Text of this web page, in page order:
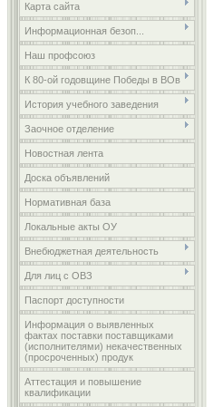
Карта сайта
Информационная безоп...
Наш профсоюз
К 80-ой годовщине Победы в ВОв
История учебного заведения
Заочное отделение
Новостная лента
Доска объявлений
Нормативная база
Локальные акты ОУ
Внебюджетная деятельность
Для лиц с ОВЗ
Паспорт доступности
Информация о выявленных
фактах поставки поставщиками
(исполнителями) некачественных
(просроченных) продук
Аттестация и повышение
квалификации